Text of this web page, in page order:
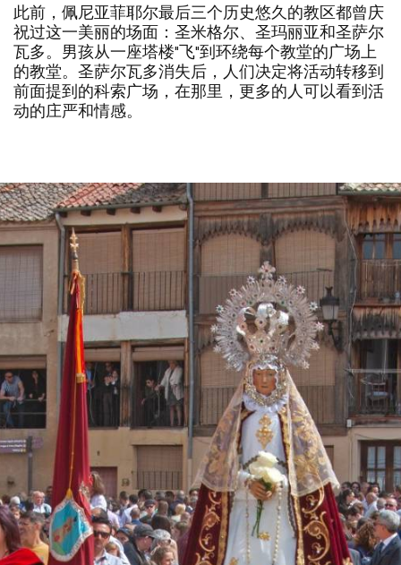
此前，佩尼亚菲耶尔最后三个历史悠久的教区都曾庆
祝过这一美丽的场面：圣米格尔、圣玛丽亚和圣萨尔
瓦多。男孩从一座塔楼"飞"到环绕每个教堂的广场上
的教堂。圣萨尔瓦多消失后，人们决定将活动转移到
前面提到的科索广场，在那里，更多的人可以看到活
动的庄严和情感。
图
片
幻
灯
片
数
量: